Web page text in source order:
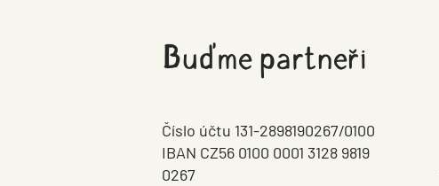
Úřední hodiny v době prázdnin
Buďme partneři
Číslo účtu 131-2898190267/0100
IBAN CZ56 0100 0001 3128 9819
0267